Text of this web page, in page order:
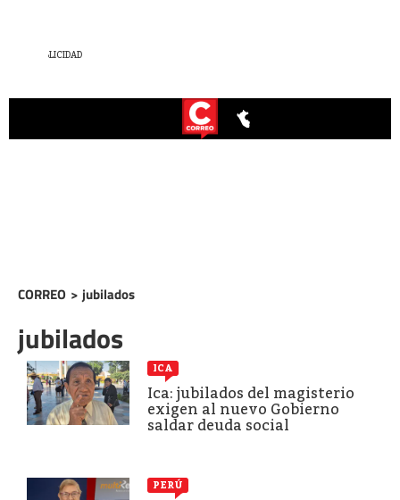
CORREO > jubilados
jubilados
ICA
Ica: jubilados del magisterio
exigen al nuevo Gobierno
saldar deuda social
PERÚ